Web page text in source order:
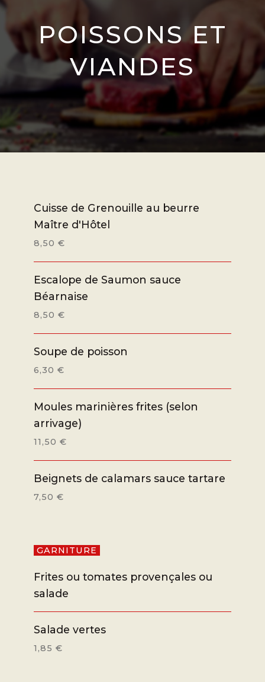
POISSONS ET
VIANDES
Cuisse de Grenouille au beurre
Maître d'Hôtel
8,50 €
Escalope de Saumon sauce
Béarnaise
8,50 €
Soupe de poisson
6,30 €
Moules marinières frites (selon
arrivage)
11,50 €
Beignets de calamars sauce tartare
7,50 €
GARNITURE
Frites ou tomates provençales ou
salade
Salade vertes
1,85 €